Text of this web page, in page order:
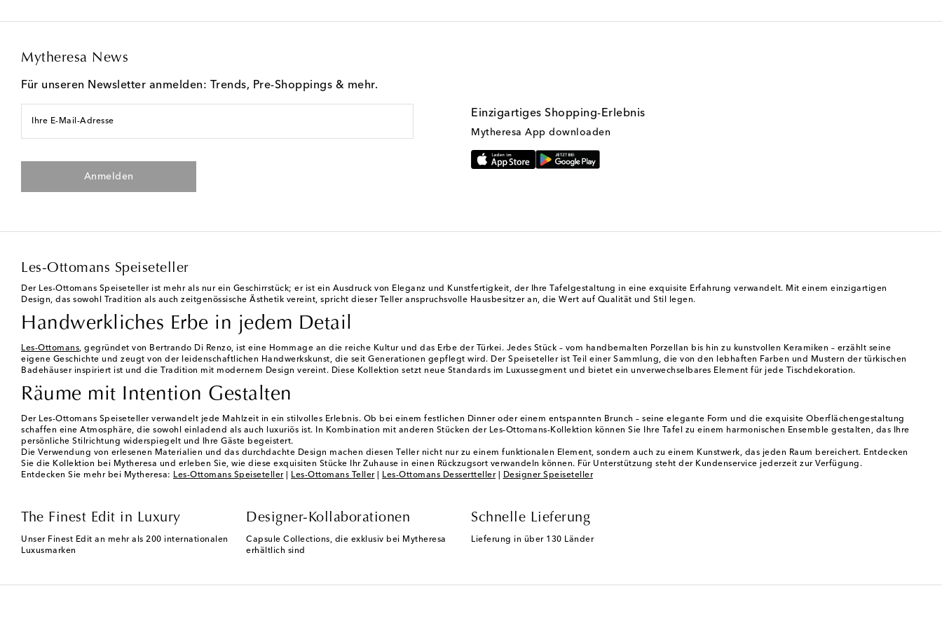
Mytheresa News
Für unseren Newsletter anmelden: Trends, Pre-Shoppings & mehr.
Ihre E-Mail-Adresse
Anmelden
Einzigartiges Shopping-Erlebnis
Mytheresa App downloaden
Les-Ottomans Speiseteller
Der Les-Ottomans Speiseteller ist mehr als nur ein Geschirrstück; er ist ein Ausdruck von Eleganz und Kunstfertigkeit, der Ihre Tafelgestaltung in eine exquisite Erfahrung verwandelt. Mit einem einzigartigen
Design, das sowohl Tradition als auch zeitgenössische Ästhetik vereint, spricht dieser Teller anspruchsvolle Hausbesitzer an, die Wert auf Qualität und Stil legen.
Handwerkliches Erbe in jedem Detail
Les-Ottomans, gegründet von Bertrando Di Renzo, ist eine Hommage an die reiche Kultur und das Erbe der Türkei. Jedes Stück – vom handbemalten Porzellan bis hin zu kunstvollen Keramiken – erzählt seine
eigene Geschichte und zeugt von der leidenschaftlichen Handwerkskunst, die seit Generationen gepflegt wird. Der Speiseteller ist Teil einer Sammlung, die von den lebhaften Farben und Mustern der türkischen
Badehäuser inspiriert ist und die Tradition mit modernem Design vereint. Diese Kollektion setzt neue Standards im Luxussegment und bietet ein unverwechselbares Element für jede Tischdekoration.
Räume mit Intention Gestalten
Der Les-Ottomans Speiseteller verwandelt jede Mahlzeit in ein stilvolles Erlebnis. Ob bei einem festlichen Dinner oder einem entspannten Brunch – seine elegante Form und die exquisite Oberflächengestaltung
schaffen eine Atmosphäre, die sowohl einladend als auch luxuriös ist. In Kombination mit anderen Stücken der Les-Ottomans-Kollektion können Sie Ihre Tafel zu einem harmonischen Ensemble gestalten, das Ihre
persönliche Stilrichtung widerspiegelt und Ihre Gäste begeistert.
Die Verwendung von erlesenen Materialien und das durchdachte Design machen diesen Teller nicht nur zu einem funktionalen Element, sondern auch zu einem Kunstwerk, das jeden Raum bereichert. Entdecken
Sie die Kollektion bei Mytheresa und erleben Sie, wie diese exquisiten Stücke Ihr Zuhause in einen Rückzugsort verwandeln können. Für Unterstützung steht der Kundenservice jederzeit zur Verfügung.
Entdecken Sie mehr bei Mytheresa: Les-Ottomans Speiseteller| Les-Ottomans Teller| Les-Ottomans Dessertteller| Designer Speiseteller
The Finest Edit in Luxury
Unser Finest Edit an mehr als 200 internationalen
Luxusmarken
Designer-Kollaborationen
Capsule Collections, die exklusiv bei Mytheresa
erhältlich sind
Schnelle Lieferung
Lieferung in über 130 Länder